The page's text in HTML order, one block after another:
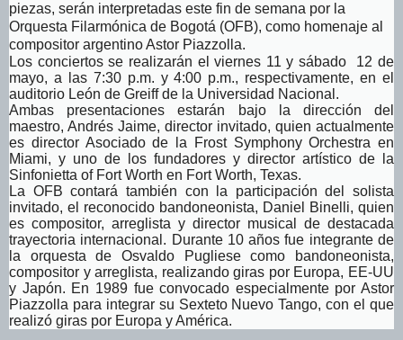
piezas, serán interpretadas este fin de semana por la
Orquesta Filarmónica de Bogotá (OFB), como homenaje al
compositor argentino Astor Piazzolla.
Los conciertos se realizarán el viernes 11 y sábado 12 de
mayo, a las 7:30 p.m. y 4:00 p.m., respectivamente, en el
auditorio León de Greiff de la Universidad Nacional.
Ambas presentaciones estarán bajo la dirección del
maestro, Andrés Jaime, director invitado, quien actualmente
es director Asociado de la Frost Symphony Orchestra en
Miami, y uno de los fundadores y director artístico de la
Sinfonietta of Fort Worth en Fort Worth, Texas.
La OFB contará también con la participación del solista
invitado, el reconocido bandoneonista, Daniel Binelli, quien
es compositor, arreglista y director musical de destacada
trayectoria internacional. Durante 10 años fue integrante de
la orquesta de Osvaldo Pugliese como bandoneonista,
compositor y arreglista, realizando giras por Europa, EE-UU
y Japón. En 1989 fue convocado especialmente por Astor
Piazzolla para integrar su Sexteto Nuevo Tango, con el que
realizó giras por Europa y América.